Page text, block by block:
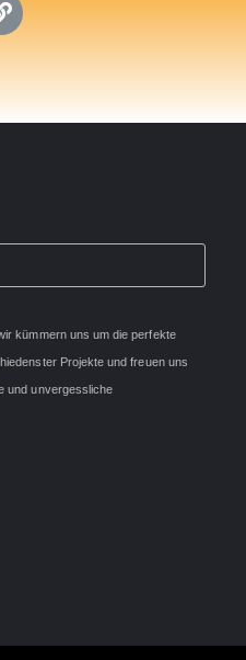
kümmern uns um die perfekte
Projekte und freuen uns
und unvergessliche